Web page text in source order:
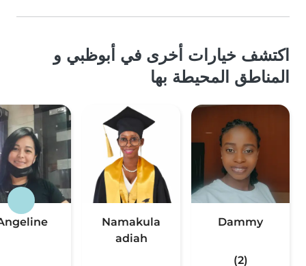
اكتشف خيارات أخرى في أبوظبي و
المناطق المحيطة بها
Dammy
(2)
Namakula
adiah